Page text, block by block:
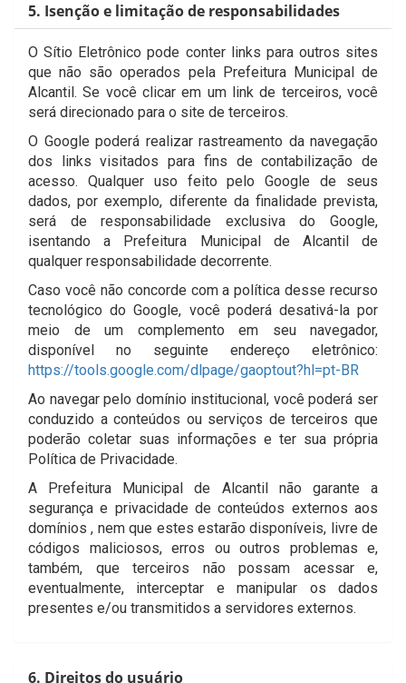
5. Isenção e limitação de responsabilidades
O Sítio Eletrônico pode conter links para outros sites
que não são operados pela Prefeitura Municipal de
Alcantil. Se você clicar em um link de terceiros, você
será direcionado para o site de terceiros.
O Google poderá realizar rastreamento da navegação
dos links visitados para fins de contabilização de
acesso. Qualquer uso feito pelo Google de seus
dados, por exemplo, diferente da finalidade prevista,
será de responsabilidade exclusiva do Google,
isentando a Prefeitura Municipal de Alcantil de
qualquer responsabilidade decorrente.
Caso você não concorde com a política desse recurso
tecnológico do Google, você poderá desativá-la por
meio de um complemento em seu navegador,
disponível no seguinte endereço eletrônico:
https://tools.google.com/dlpage/gaoptout?hl=pt-BR
Ao navegar pelo domínio institucional, você poderá ser
conduzido a conteúdos ou serviços de terceiros que
poderão coletar suas informações e ter sua própria
Política de Privacidade.
A Prefeitura Municipal de Alcantil não garante a
segurança e privacidade de conteúdos externos aos
domínios , nem que estes estarão disponíveis, livre de
códigos maliciosos, erros ou outros problemas e,
também, que terceiros não possam acessar e,
eventualmente, interceptar e manipular os dados
presentes e/ou transmitidos a servidores externos.
6. Direitos do usuário